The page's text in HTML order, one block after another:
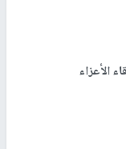
الأعزاء